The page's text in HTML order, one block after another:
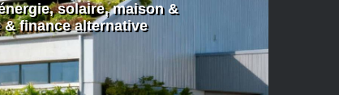
solaire, maison &
finance alternative